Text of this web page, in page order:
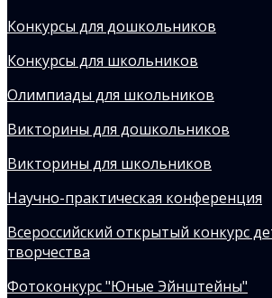
Конкурсы для дошкольников
Конкурсы для школьников
Олимпиады для школьников
Викторины для дошкольников
Викторины для школьников
Научно-практическая конференция
Всероссийский открытый конкурс
творчества
Фотоконкурс "Юные Эйнштейны"